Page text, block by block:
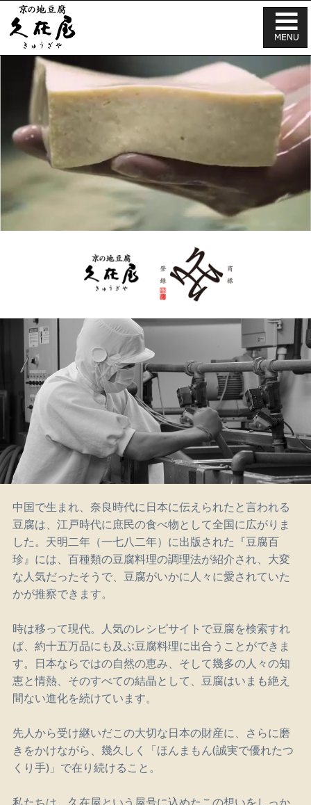
中国で生まれ、奈良時代に日本に伝えられたと言われる
豆腐は、江戸時代に庶民の食べ物として全国に広がりま
した。天明二年（一七八二年）に出版された『豆腐百
珍』には、百種類の豆腐料理の調理法が紹介され、大変
な人気だったそうで、豆腐がいかに人々に愛されていた
かが推察できます。
時は移って現代。人気のレシピサイトで豆腐を検索すれ
ば、約十五万品にも及ぶ豆腐料理に出合うことができま
す。日本ならではの自然の恵み、そして幾多の人々の知
恵と情熱、そのすべての結晶として、豆腐はいまも絶え
間ない進化を続けています。
先人から受け継いだこの大切な日本の財産に、さらに磨
きをかけながら、幾久しく「ほんまもん(誠実で優れたつ
くり手)」で在り続けること。
私たちは、久在屋という屋号に込めたこの想いをしっか